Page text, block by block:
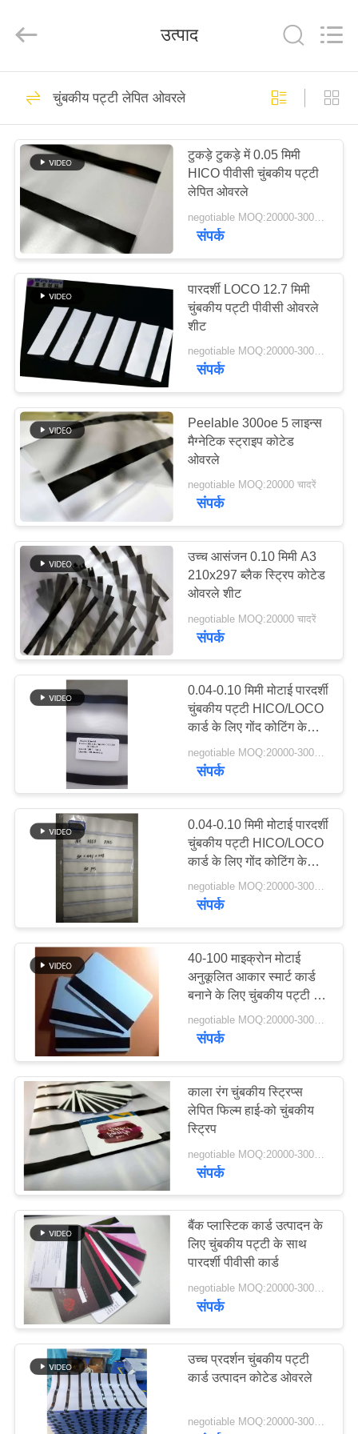
उत्पाद
वीडियो
हमारे
बारे
कारखाने
का
दौरा
गुणवत्ता
नियंत्रण
हमसे
संपर्क
करें
समाचार
एक
उद्धरण
करें
साइटमैप
PRIVACY
POLICY
(Tianjin)
Limited.
Reserved.
स्मार्ट कार्ड सामग्री
पीवीसी कार्ड सामग्री
70
इंकजेट प्रिंट करने योग्य
पीवीसी शीट्स
52
डिजिटल प्रिंटिंग पीवीसी
शीट्स
पीवीसी लेपित ओवरले
पीवीसी कोर शीट
37
टुकड़े टुकड़े में स्टील प्लेट
61
टुकड़े टुकड़े में पैड
46
उत्पाद
चुंबकीय पट्टी लेपित ओवरले
टुकड़े टुकड़े में 0.05 मिमी
HICO पीवीसी चुंबकीय पट्टी
लेपित ओवरले
negotiable MOQ:20000-30000 शीट
संपर्क
पारदर्शी LOCO 12.7 मिमी
चुंबकीय पट्टी पीवीसी ओवरले
शीट
negotiable MOQ:20000-30000 शीट
संपर्क
Peelable 300oe 5 लाइन्स
मैग्नेटिक स्ट्राइप कोटेड
ओवरले
negotiable MOQ:20000 चादरें
संपर्क
उच्च आसंजन 0.10 मिमी A3
210x297 ब्लैक स्ट्रिप कोटेड
ओवरले शीट
negotiable MOQ:20000 चादरें
संपर्क
0.04-0.10 मिमी मोटाई पारदर्शी
चुंबकीय पट्टी HICO/LOCO
कार्ड के लिए गोंद कोटिंग के
साथ लेपित ओवरले
negotiable MOQ:20000-30000 शीट
संपर्क
0.04-0.10 मिमी मोटाई पारदर्शी
चुंबकीय पट्टी HICO/LOCO
कार्ड के लिए गोंद कोटिंग के
साथ लेपित ओवरले
negotiable MOQ:20000-30000 Sheets
संपर्क
40-100 माइक्रोन मोटाई
अनुकूलित आकार स्मार्ट कार्ड
बनाने के लिए चुंबकीय पट्टी के
साथ पीवीसी लेपित ओवरले
negotiable MOQ:20000-30000 शीट
संपर्क
काला रंग चुंबकीय स्ट्रिप्स
लेपित फिल्म हाई-को चुंबकीय
स्ट्रिप
संपर्क
बैंक प्लास्टिक कार्ड उत्पादन के
लिए चुंबकीय पट्टी के साथ
पारदर्शी पीवीसी कार्ड
negotiable MOQ:20000-30000 Sheets
संपर्क
उच्च प्रदर्शन चुंबकीय पट्टी
कार्ड उत्पादन कोटेड ओवरले
negotiable MOQ:20000-30000 Sheets